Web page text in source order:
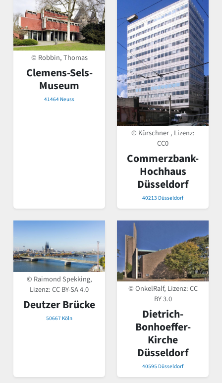
© Robbin, Thomas
Clemens-Sels-
Museum
41464 Neuss
© Kürschner , Lizenz:
CC0
Commerzbank-
Hochhaus
Düsseldorf
40213 Düsseldorf
© Raimond Spekking,
Lizenz:CC BY-SA 4.0
Deutzer Brücke
50667 Köln
© OnkelRalf, Lizenz:CC
BY 3.0
Dietrich-
Bonhoeffer-
Kirche
Düsseldorf
40595 Düsseldorf